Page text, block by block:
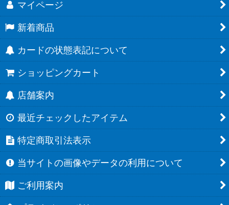
マイページ
新着商品
カードの状態表記について
ショッピングカート
店舗案内
最近チェックしたアイテム
特定商取引法表示
当サイトの画像やデータの利用について
ご利用案内